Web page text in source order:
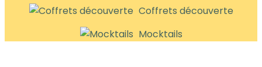
Coffrets découverte
Mocktails